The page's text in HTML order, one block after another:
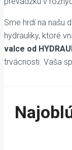
Sme hrdí na našu
hydrauliky, ktoré
valce od
trvácnosti. Vaša